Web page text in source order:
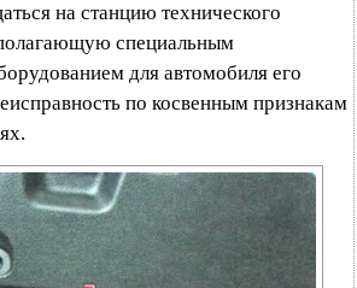
на станцию технического
специальным
для автомобиля его
по косвенным признакам